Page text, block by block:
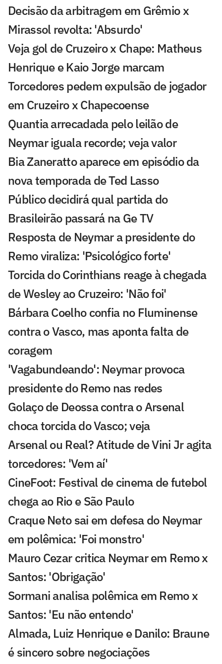
Decisão da arbitragem em Grêmio x
Mirassol revolta: 'Absurdo'
Veja gol de Cruzeiro x Chape: Matheus
Henrique e Kaio Jorge marcam
Torcedores pedem expulsão de jogador
em Cruzeiro x Chapecoense
Quantia arrecadada pelo leilão de
Neymar iguala recorde; veja valor
Bia Zaneratto aparece em episódio da
nova temporada de Ted Lasso
Público decidirá qual partida do
Brasileirão passará na Ge TV
Resposta de Neymar a presidente do
Remo viraliza: 'Psicológico forte'
Torcida do Corinthians reage à chegada
de Wesley ao Cruzeiro: 'Não foi'
Bárbara Coelho confia no Fluminense
contra o Vasco, mas aponta falta de
coragem
'Vagabundeando': Neymar provoca
presidente do Remo nas redes
Golaço de Deossa contra o Arsenal
choca torcida do Vasco; veja
Arsenal ou Real? Atitude de Vini Jr agita
torcedores: 'Vem aí'
CineFoot: Festival de cinema de futebol
chega ao Rio e São Paulo
Craque Neto sai em defesa do Neymar
em polêmica: 'Foi monstro'
Mauro Cezar critica Neymar em Remo x
Santos: 'Obrigação'
Sormani analisa polêmica em Remo x
Santos: 'Eu não entendo'
Almada, Luiz Henrique e Danilo: Braune
é sincero sobre negociações